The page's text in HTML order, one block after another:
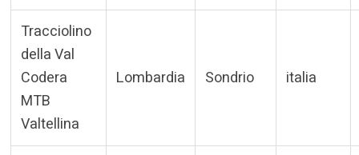
Tracciolino
della Val
Codera
MTB
Valtellina
Lombardia Sondrio italia